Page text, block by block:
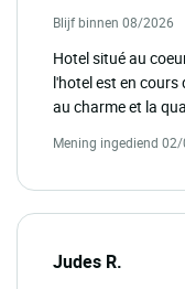
Blijf binnen 08/2026
Hotel situé au
l'hotel est en cours
au charme et la
Mening ingediend
Judes R.